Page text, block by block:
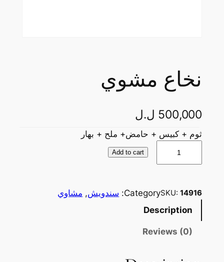
نخاع مشوي
500,000 ل.ل
ثوم + كبيس + حامض+ ملح + بهار
م
و
Add to cart
SKU:14916
Category: سندويش, مشاوي
Description
Reviews (0)